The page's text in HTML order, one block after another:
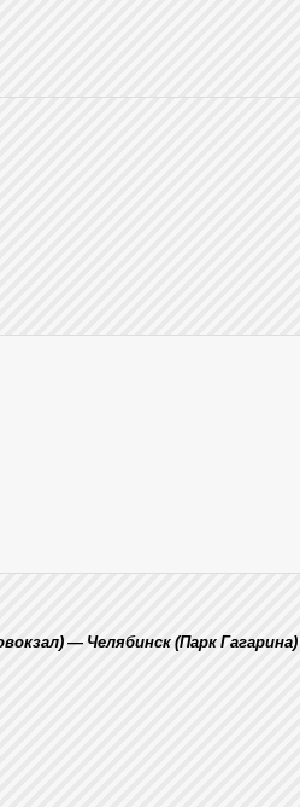
— Челябинск (Парк Гагарина)